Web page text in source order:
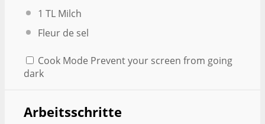
1 TL Milch
Fleur de sel
Cook Mode Prevent your screen from going
dark
Arbeitsschritte